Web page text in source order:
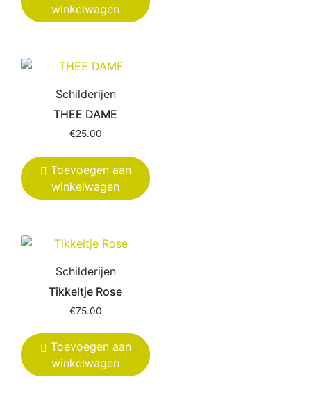
winkelwagen
Schilderijen
THEE DAME
€25.00
Toevoegen aan
winkelwagen
Schilderijen
Tikkeltje Rose
€75.00
Toevoegen aan
winkelwagen